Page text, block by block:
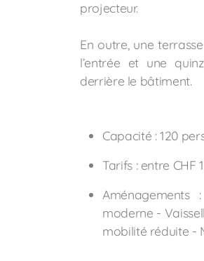
projecteur.
En outre, une
l’entrée et une
derrière le bâtiment.
Capacité : 120
Tarifs : entre CHF
moderne -
mobilité réduite -